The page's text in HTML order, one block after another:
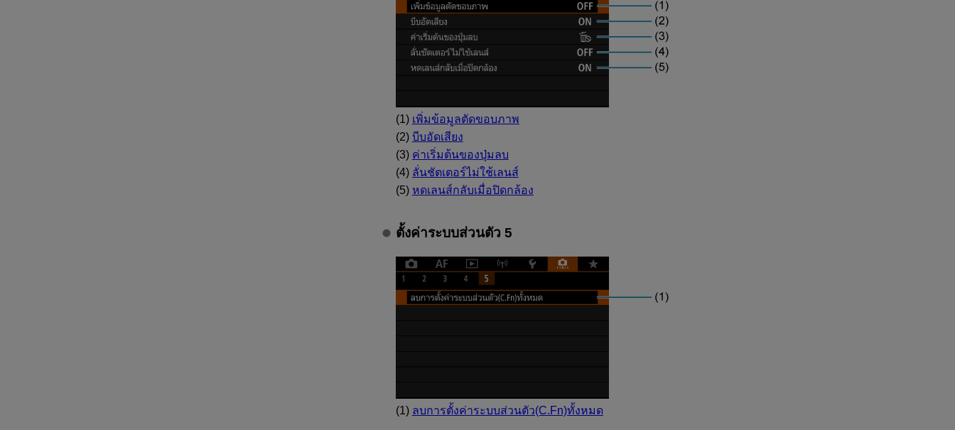
(1) เพิ่มข้อมูลตัดขอบภาพ
(2) บีบอัดเสียง
(3) ค่าเริ่มต้นของปุ่มลบ
(4) ลั่นชัตเตอร์ไม่ใช้เลนส์
(5) หดเลนส์กลับเมื่อปิดกล้อง
ตั้งค่าระบบส่วนตัว 5
(1) ลบการตั้งค่าระบบส่วนตัว(C.Fn)ทั้งหมด